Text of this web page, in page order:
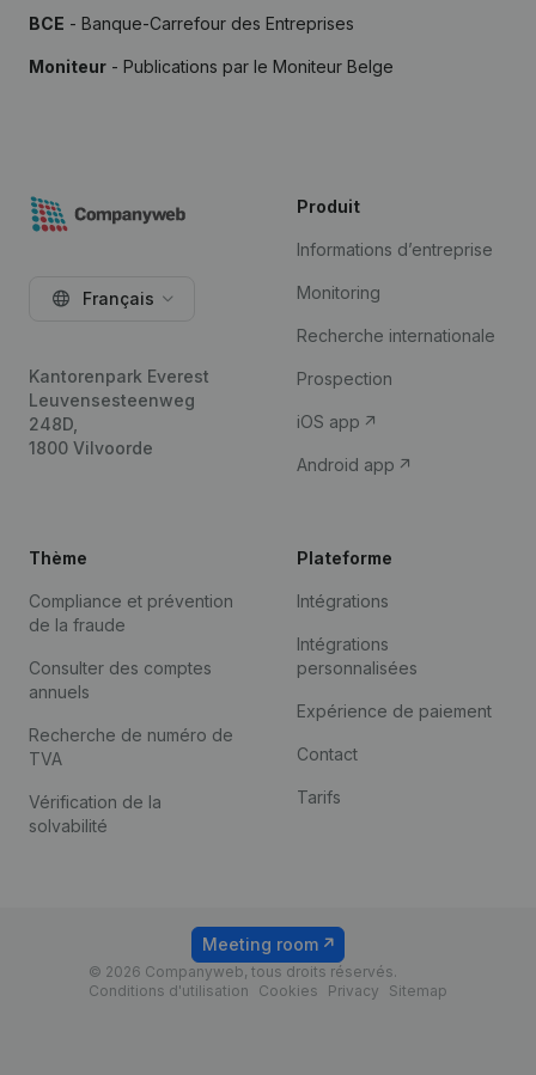
BCE - Banque-Carrefour des Entreprises
Moniteur - Publications par le Moniteur Belge
Français
Kantorenpark Everest
Leuvensesteenweg
248D,
1800 Vilvoorde
Produit
Informations d’entreprise
Monitoring
Recherche internationale
Prospection
iOS app
Android app
Thème
Compliance et prévention
de la fraude
Consulter des comptes
annuels
Recherche de numéro de
TVA
Vérification de la
solvabilité
Plateforme
Intégrations
Intégrations
personnalisées
Expérience de paiement
Contact
Tarifs
© 2026 Companyweb, tous droits réservés.
Conditions d'utilisation
Cookies Privacy Sitemap
Meeting room